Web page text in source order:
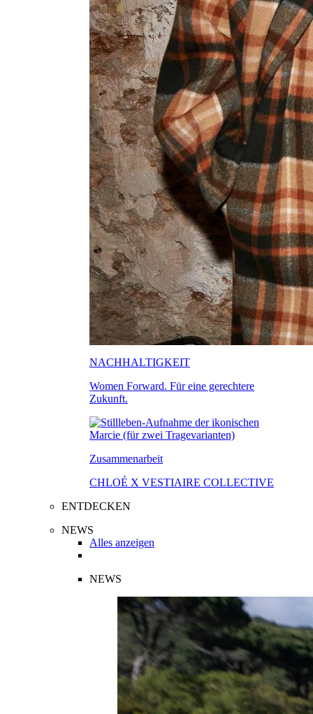
NACHHALTIGKEIT
Women Forward. Für eine gerechtere
Zukunft.
Zusammenarbeit
CHLOÉ X VESTIAIRE COLLECTIVE
ENTDECKEN
NEWS
Alles anzeigen
NEWS